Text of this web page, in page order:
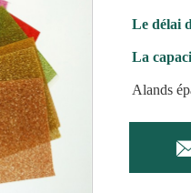
Le délai
La
Alands